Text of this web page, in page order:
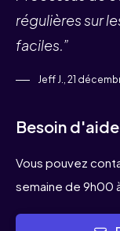
régulières sur
faciles.”
Jeff J., 21
Besoin
Vous pouvez
semaine de 9h00